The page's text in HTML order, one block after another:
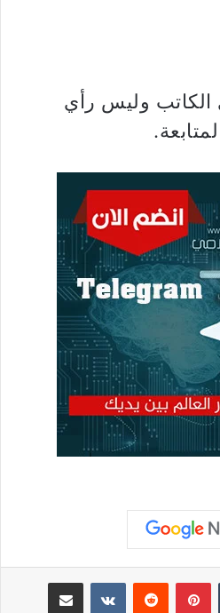
الكاتب وليس رأي
بينتيريست مشاركة عبر البريد